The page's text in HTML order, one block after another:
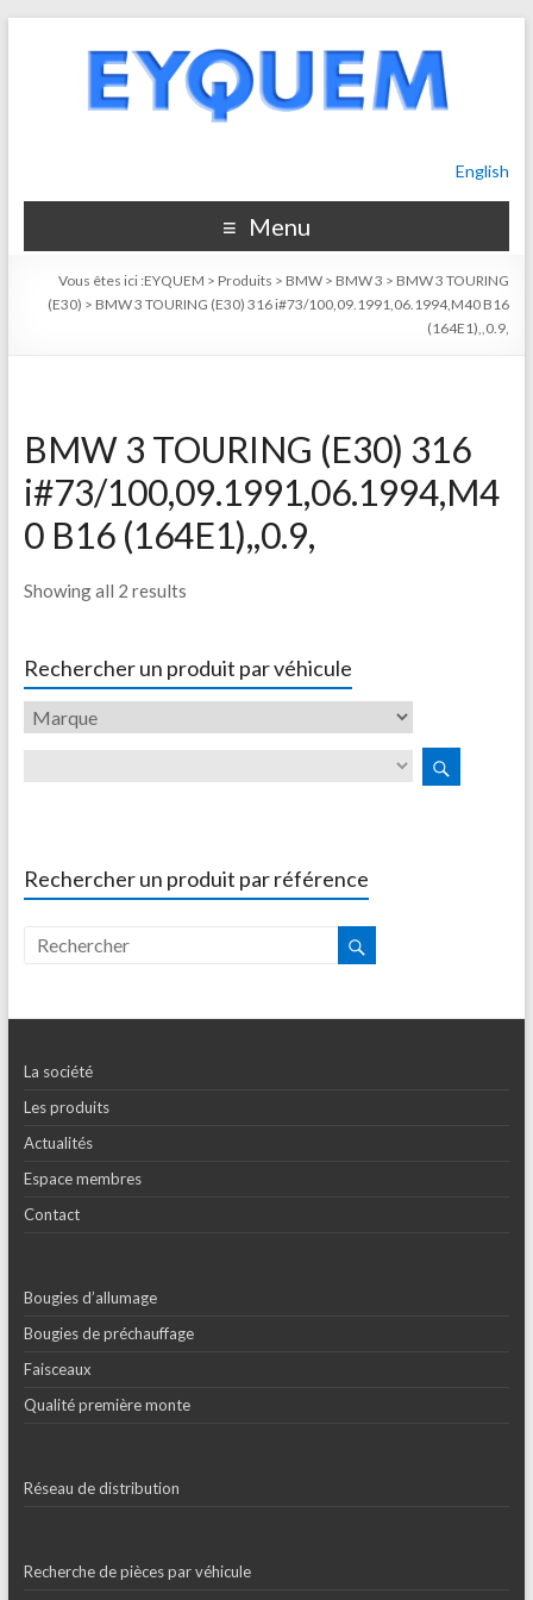
English
Menu
Vous êtes ici :EYQUEM > Produits > BMW > BMW 3 > BMW 3 TOURING
(E30) > BMW 3 TOURING (E30) 316 i#73/100,09.1991,06.1994,M40 B16
(164E1),,0.9,
BMW 3 TOURING (E30) 316
i#73/100,09.1991,06.1994,M4
0 B16 (164E1),,0.9,
Showing all 2 results
Rechercher un produit par véhicule
Rechercher un produit par référence
La société
Les produits
Actualités
Espace membres
Contact
Bougies d’allumage
Bougies de préchauffage
Faisceaux
Qualité première monte
Réseau de distribution
Recherche de pièces par véhicule